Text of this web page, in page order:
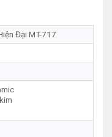
Đại MT-717